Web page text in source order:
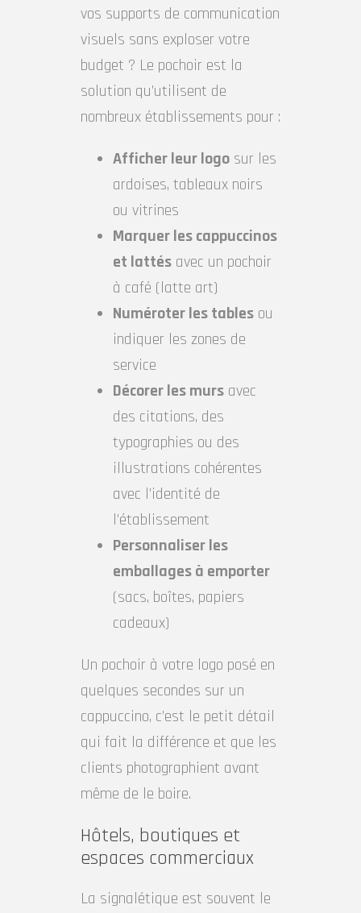
vos supports de communication
visuels sans exploser votre
budget ? Le pochoir est la
solution qu’utilisent de
nombreux établissements pour :
Afficher leur logo sur les
ardoises, tableaux noirs
ou vitrines
Marquer les cappuccinos
et lattés avec un pochoir
à café (latte art)
Numéroter les tables ou
indiquer les zones de
service
Décorer les murs avec
des citations, des
typographies ou des
illustrations cohérentes
avec l’identité de
l’établissement
Personnaliser les
emballages à emporter
(sacs, boîtes, papiers
cadeaux)
Un pochoir à votre logo posé en
quelques secondes sur un
cappuccino, c’est le petit détail
qui fait la différence et que les
clients photographient avant
même de le boire.
Hôtels, boutiques et
espaces commerciaux
La signalétique est souvent le